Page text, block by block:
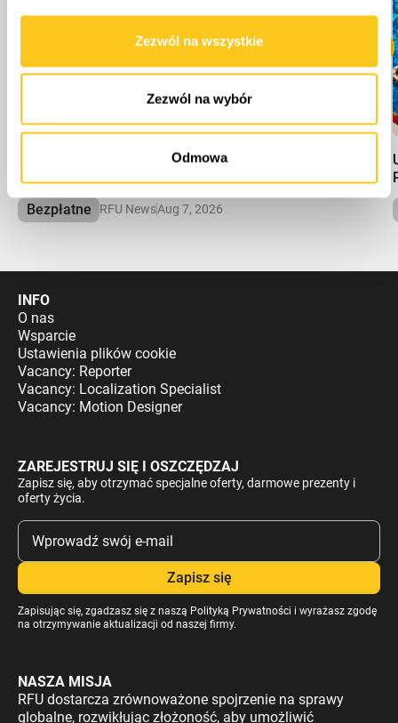
otrzymanymi od Ciebie lub uzyskanymi podczas
korzystania z ich usług.
Zezwól na wszystkie
Zezwól na wybór
Odmowa
Obłąkani rosyjscy żołnierze urządzają masakrę na plaży
– armia Rosji rozpada się na naszych oczach
Bezpłatne
RFU NewsAug 7, 2026
INFO
O nas
Wsparcie
Ustawienia plików cookie
Vacancy: Reporter
Vacancy: Localization Specialist
Vacancy: Motion Designer
ZAREJESTRUJ SIĘ I OSZCZĘDZAJ
Zapisz się, aby otrzymać specjalne oferty, darmowe prezenty i
oferty życia.
Zapisując się, zgadzasz się z naszą Polityką Prywatności i wyrażasz zgodę
na otrzymywanie aktualizacji od naszej firmy.
NASZA MISJA
RFU dostarcza zrównoważone spojrzenie na sprawy
globalne, rozwikłując złożoność, aby umożliwić